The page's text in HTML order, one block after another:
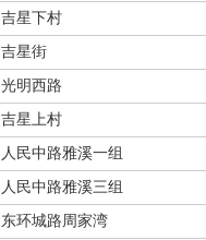
吉星下村
吉星街
光明西路
吉星上村
人民中路雅溪一组
人民中路雅溪三组
东环城路周家湾